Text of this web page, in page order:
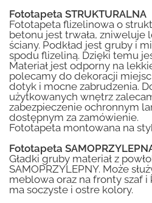
Fototapeta STRUKTURALNA
Fototapeta flizelinowa o
betonu jest trwała, zniweluje
ściany. Podkład jest gruby i
spodu flizeliną. Dzięki temu
Materiał jest odporny na
polecamy do dekoracji
dotyk i mocne zabrudzenia.
użytkowanych wnętrz
zabezpieczenie ochronnym
dostępnym za zamówienie.
Fototapeta montowana na
Fototapeta
Gładki gruby materiał z
SAMOPRZYLEPNY. Może
meblowa oraz na fronty szaf i
ma soczyste i ostre kolory.